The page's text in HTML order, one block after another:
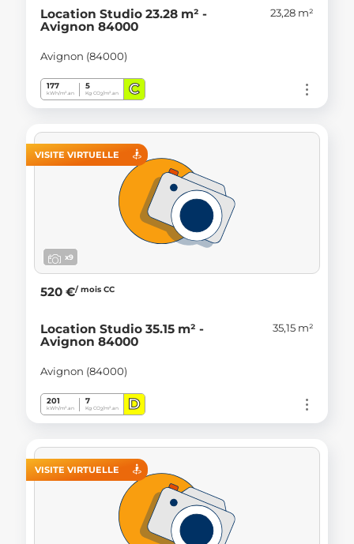
Location Studio 23.28 m² -
Avignon 84000
23,28 m²
Avignon (84000)
177
kWh/m².an
5
Kg CO2/m².an C
VISITE VIRTUELLE
x9
520 €/ mois CC
Location Studio 35.15 m² -
Avignon 84000
35,15 m²
Avignon (84000)
201
kWh/m².an
7
Kg CO2/m².an D
VISITE VIRTUELLE